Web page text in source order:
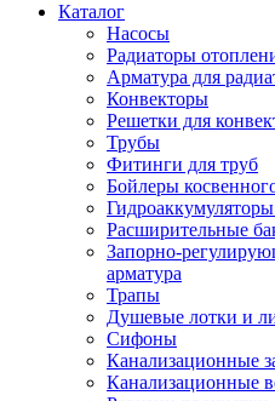
Каталог
Насосы
Радиаторы
Арматура для
Конвекторы
Решетки для
Трубы
Фитинги для труб
Бойлеры
Расширительные
Запорно-
арматура
Трапы
Душевые лотки и
Сифоны
Канализационные
Канализационные